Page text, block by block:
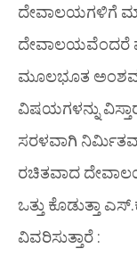
ದೇವಾಲಯಗಳಿಗೆ
ದೇವಾಲಯವೆಂದರೆ
ಮೂಲಭೂತ ಅಂಶವನ್ನು
ವಿಷಯಗಳನ್ನು
ಸರಳವಾಗಿ
ರಚಿತವಾದ
ಒತ್ತು ಕೊಡುತ್ತಾ
ವಿವರಿಸುತ್ತಾರೆ :